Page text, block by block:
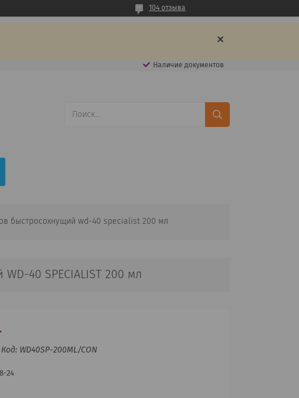
104 отзыва
Наличие документов
быстросохнущий wd-40 specialist 200 мл
40 SPECIALIST 200 мл
Код: WD40SP-200ML/CON
24